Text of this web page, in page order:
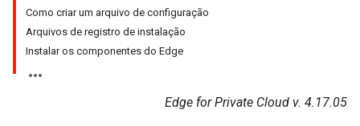
Como criar um arquivo de configuração
Arquivos de registro de instalação
Instalar os componentes do Edge
Edge for Private Cloud v. 4.17.05